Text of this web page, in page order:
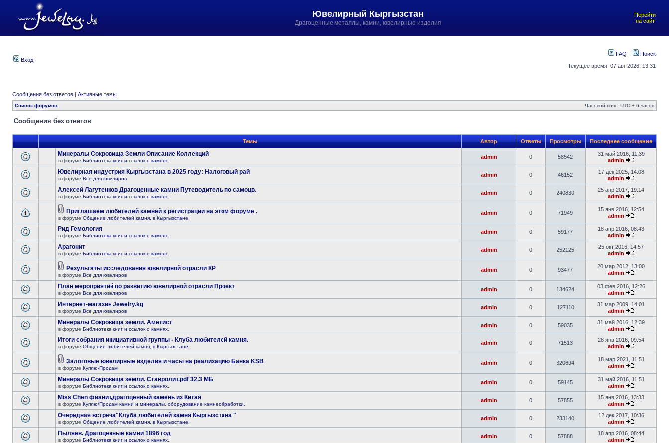
Ювелирный Кыргызстан
Драгоценные металлы, камни, ювелирные изделия
Перейти
на сайт
Вход
FAQ
Поиск
Текущее время: 07 авг 2026, 13:31
Сообщения без ответов | Активные темы
Список форумов Часовой пояс: UTC + 6 часов
Сообщения без ответов
Темы Автор Ответы Просмотры Последнее сообщение
Минералы Сокровища Земли Описание Коллекций
в форуме Библиотека книг и ссылок о камнях.
admin 0 58542
31 май 2016, 11:39
admin
Ювелирная индустрия Кыргызстана в 2025 году: Налоговый рай
в форуме Все для ювелиров
admin 0 46152
17 дек 2025, 14:08
admin
Алексей Лагутенков Драгоценные камни Путеводитель по самоцв.
в форуме Библиотека книг и ссылок о камнях.
admin 0 240830
25 апр 2017, 19:14
admin
Приглашаем любителей камней к регистрации на этом форуме .
в форуме Общение любителей камня, в Кыргызстане.
admin 0 71949
15 янв 2016, 12:54
admin
Рид Гемология
в форуме Библиотека книг и ссылок о камнях.
admin 0 59177
18 апр 2016, 08:43
admin
Арагонит
в форуме Библиотека книг и ссылок о камнях.
admin 0 252125
25 окт 2016, 14:57
admin
Результаты исследования ювелирной отрасли КР
в форуме Все для ювелиров
admin 0 93477
20 мар 2012, 13:00
admin
План мероприятий по развитию ювелирной отрасли Проект
в форуме Все для ювелиров
admin 0 134624
03 фев 2016, 12:26
admin
Интернет-магазин Jewelry.kg
в форуме Все для ювелиров
admin 0 127110
31 мар 2009, 14:01
admin
Минералы Сокровища земли. Аметист
в форуме Библиотека книг и ссылок о камнях.
admin 0 59035
31 май 2016, 12:39
admin
Итоги собрания инициативной группы - Клуба любителей камня.
в форуме Общение любителей камня, в Кыргызстане.
admin 0 71513
28 янв 2016, 09:54
admin
Залоговые ювелирные изделия и часы на реализацию Банка KSB
в форуме Куплю-Продам
admin 0 320694
18 мар 2021, 11:51
admin
Минералы Сокровища земли. Ставролит.pdf 32.3 МБ
в форуме Библиотека книг и ссылок о камнях.
admin 0 59145
31 май 2016, 11:51
admin
Miss Chen фианит,драгоценный камень из Китая
в форуме Куплю/Продам камни и минералы, оборудование камнеобработки.
admin 0 57855
15 янв 2016, 13:33
admin
Очередная встреча"Клуба любителей камня Кыргызстана "
в форуме Общение любителей камня, в Кыргызстане.
admin 0 233140
12 дек 2017, 10:36
admin
Пыляев. Драгоценные камни 1896 год
в форуме Библиотека книг и ссылок о камнях.
admin 0 57888
18 апр 2016, 08:44
admin